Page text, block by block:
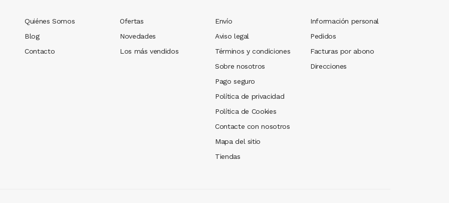
Quiénes Somos
Blog
Contacto
Ofertas
Novedades
Los más vendidos
Envío
Aviso legal
Términos y condiciones
Sobre nosotros
Pago seguro
Política de privacidad
Política de Cookies
Contacte con nosotros
Mapa del sitio
Tiendas
Información personal
Pedidos
Facturas por abono
Direcciones